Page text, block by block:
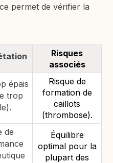
permet de vérifier la
Risques
associés
épais
trop
Risque de
formation de
caillots
(thrombose).
de
Équilibre
optimal pour la
plupart des